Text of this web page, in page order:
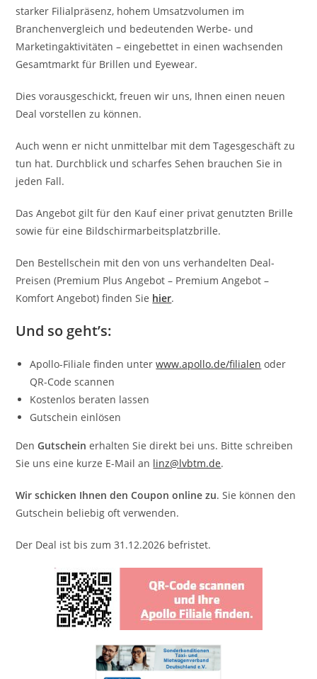
starker Filialpräsenz, hohem Umsatzvolumen im
Branchenvergleich und bedeutenden Werbe‑ und
Marketingaktivitäten – eingebettet in einen wachsenden
Gesamtmarkt für Brillen und Eyewear.
Dies vorausgeschickt, freuen wir uns, Ihnen einen neuen
Deal vorstellen zu können.
Auch wenn er nicht unmittelbar mit dem Tagesgeschäft zu
tun hat. Durchblick und scharfes Sehen brauchen Sie in
jeden Fall.
Das Angebot gilt für den Kauf einer privat genutzten Brille
sowie für eine Bildschirmarbeitsplatzbrille.
Den Bestellschein mit den von uns verhandelten Deal-
Preisen (Premium Plus Angebot – Premium Angebot –
Komfort Angebot) finden Sie hier.
Und so geht’s:
Apollo-Filiale finden unterwww.apollo.de/filialen oder
QR-Code scannen
Kostenlos beraten lassen
Gutschein einlösen
DenGutschein erhalten Sie direkt bei uns. Bitte schreiben
Sie uns eine kurze E-Mail an linz@lvbtm.de.
Wir schicken Ihnen den Coupon online zu. Sie können den
Gutschein beliebig oft verwenden.
Der Deal ist bis zum 31.12.2026 befristet.